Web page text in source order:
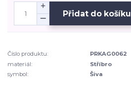
Přidat do košíku
Číslo produktu:
PRKAG0062
materiál:
Stříbro
symbol:
Šiva